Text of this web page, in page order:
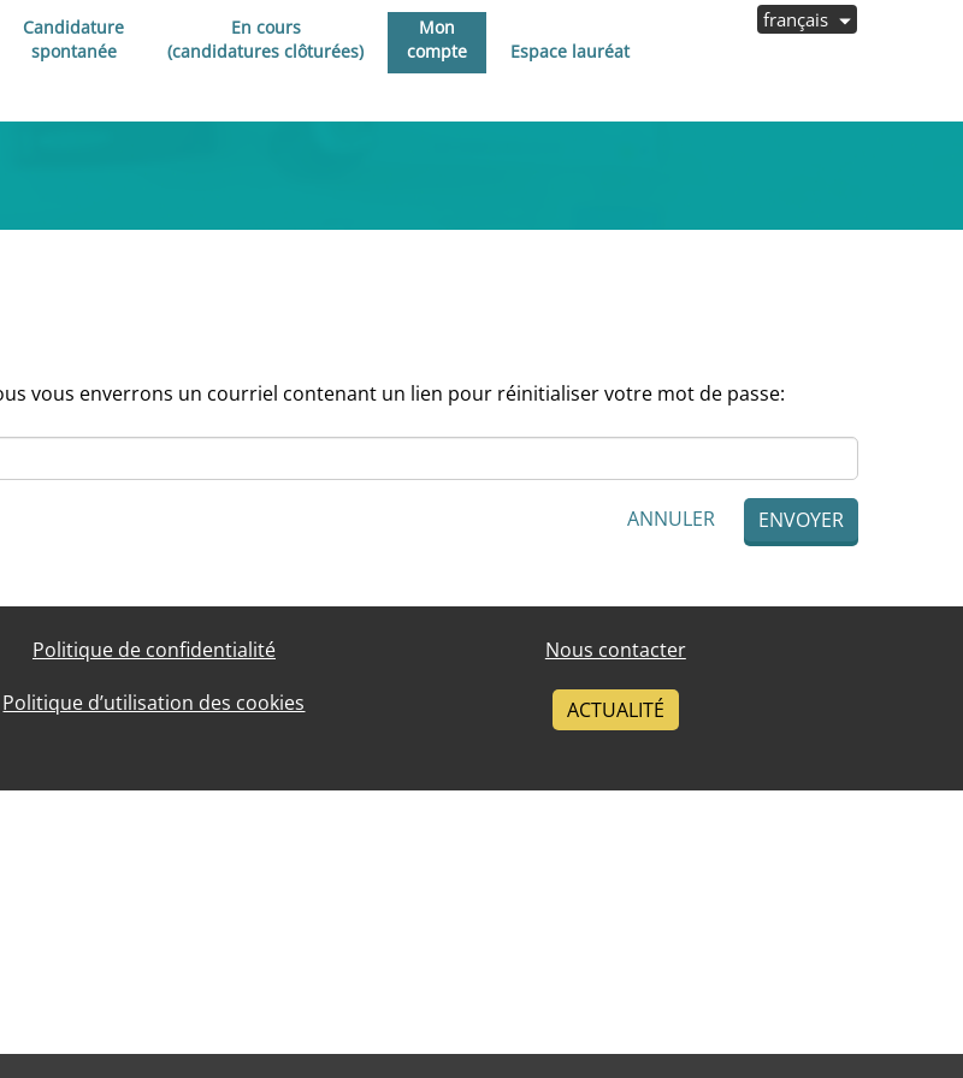
Candidature
spontanée
En cours
(candidatures clôturées)
Mon
compte
Espace lauréat
français
vous enverrons un courriel contenant un lien pour réinitialiser votre mot de passe:
ENVOYER
ANNULER
Politique de confidentialité
Politique d’utilisation des cookies
Nous contacter
ACTUALITÉ